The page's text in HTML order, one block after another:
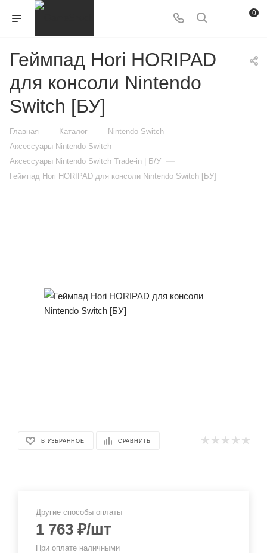
0
Геймпад Hori HORIPAD
для консоли Nintendo
Switch [БУ]
Главная — Каталог — Nintendo Switch —
Аксессуары Nintendo Switch —
Аксессуары Nintendo Switch Trade-in | Б/У —
Геймпад Hori HORIPAD для консоли Nintendo Switch [БУ]
В ИЗБРАННОЕ СРАВНИТЬ
Другие способы оплаты
1 763 ₽/шт
При оплате наличными